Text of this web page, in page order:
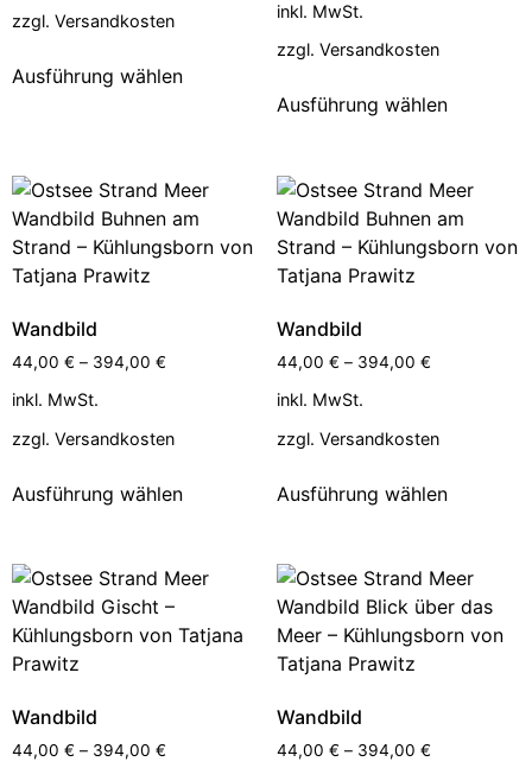
zzgl. Versandkosten
Ausführung wählen
inkl. MwSt.
zzgl. Versandkosten
Ausführung wählen
Wandbild
44,00 € – 394,00 €
inkl. MwSt.
zzgl. Versandkosten
Ausführung wählen
Wandbild
44,00 € – 394,00 €
inkl. MwSt.
zzgl. Versandkosten
Ausführung wählen
Wandbild
44,00 € – 394,00 €
Wandbild
44,00 € – 394,00 €